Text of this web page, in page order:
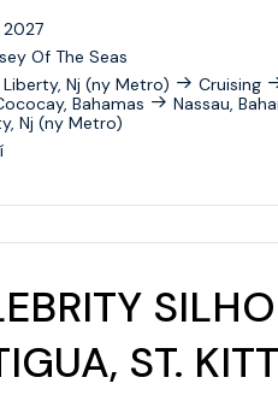
2027
Of The Seas
Nj (ny Metro)
Cruising
Bahamas
Nassau,
Nj (ny Metro)
ST.